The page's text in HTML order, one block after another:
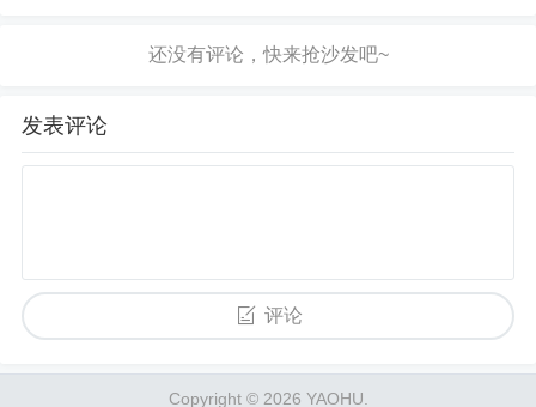
发表评论
评论
Copyright © 2026 YAOHU.